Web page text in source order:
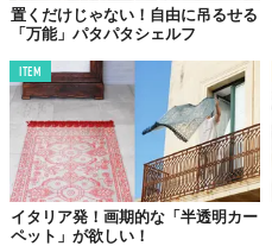
置くだけじゃない！自由に吊るせる
「万能」パタパタシェルフ
ITEM
イタリア発！画期的な「半透明カー
ペット」が欲しい！